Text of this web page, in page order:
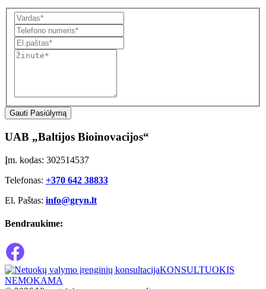
Gauti Pasiūlymą
UAB „Baltijos Bioinovacijos“
Įm. kodas: 302514537
Telefonas: +370 642 38833
El. Paštas: info@gryn.lt
Bendraukime:
KONSULTUOKIS
NEMOKAMA